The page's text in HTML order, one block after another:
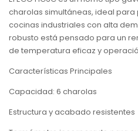
charolas simultáneas, ideal
cocinas industriales con alta
robusto está pensado para un
de temperatura eficaz y
Características Principales
Capacidad: 6 charolas
Estructura y acabado resistentes